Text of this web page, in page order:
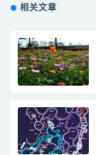
相关文章